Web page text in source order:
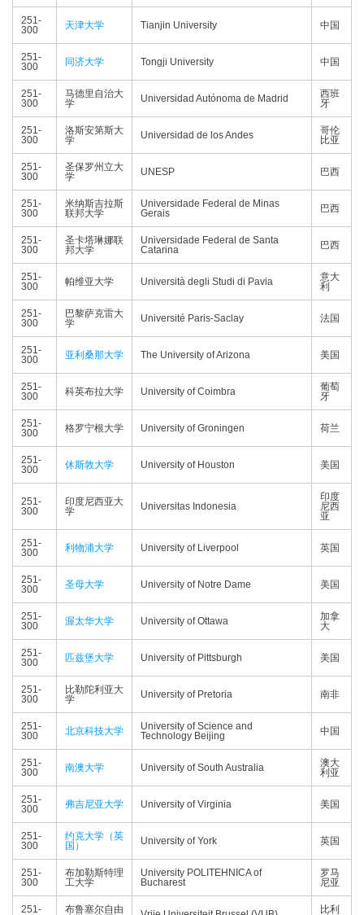
251-
300
天津大学 Tianjin University 中国
251-
300
同济大学 Tongji University 中国
251-
300
马德里自治大
学
Universidad Autónoma de Madrid
西班
牙
251-
300
洛斯安第斯大
学
Universidad de los Andes
哥伦
比亚
251-
300
圣保罗州立大
学
UNESP 巴西
251-
300
米纳斯吉拉斯
联邦大学
Universidade Federal de Minas
Gerais
巴西
251-
300
圣卡塔琳娜联
邦大学
Universidade Federal de Santa
Catarina
巴西
251-
300
帕维亚大学 Università degli Studi di Pavia
意大
利
251-
300
巴黎萨克雷大
学
Université Paris-Saclay 法国
251-
300
亚利桑那大学 The University of Arizona 美国
251-
300
科英布拉大学 University of Coimbra
葡萄
牙
251-
300
格罗宁根大学 University of Groningen 荷兰
251-
300
休斯敦大学 University of Houston 美国
251-
300
印度尼西亚大
学
Universitas Indonesia
印度
尼西
亚
251-
300
利物浦大学 University of Liverpool 英国
251-
300
圣母大学 University of Notre Dame 美国
251-
300
渥太华大学 University of Ottawa
加拿
大
251-
300
匹兹堡大学 University of Pittsburgh 美国
251-
300
比勒陀利亚大
学
University of Pretoria 南非
251-
300
北京科技大学
University of Science and
Technology Beijing
中国
251-
300
南澳大学 University of South Australia
澳大
利亚
251-
300
弗吉尼亚大学 University of Virginia 美国
251-
300
约克大学（英
国）
University of York 英国
251-
300
布加勒斯特理
工大学
University POLITEHNICA of
Bucharest
罗马
尼亚
251-
布鲁塞尔自由
比利